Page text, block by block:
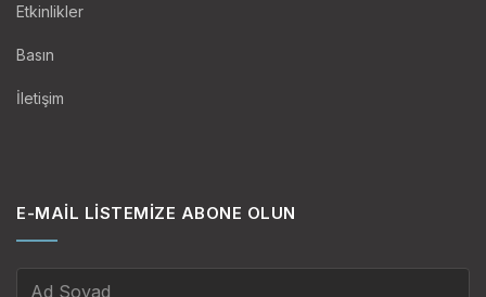
Etkinlikler
Basın
İletişim
E-MAIL LISTEMIZE ABONE OLUN